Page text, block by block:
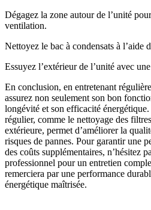
Dégagez la zone autour de l’unité
ventilation.
Nettoyez le bac à condensats à l’aide
Essuyez l’extérieur de l’unité avec
En conclusion, en entretenant
assurez non seulement son bon
longévité et son efficacité
régulier, comme le nettoyage des
extérieure, permet d’améliorer la
risques de pannes. Pour garantir une
des coûts supplémentaires, n’hésitez
professionnel pour un entretien
remerciera par une performance
énergétique maîtrisée.